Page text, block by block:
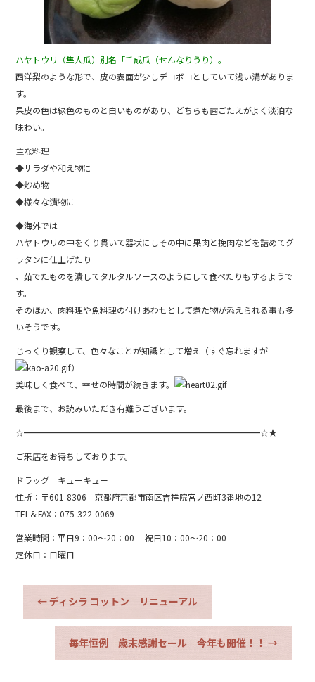
ハヤトウリ（隼人瓜）別名「千成瓜（せんなりうり）。
西洋梨のような形で、皮の表面が少しデコボコとしていて浅い溝がありま
す。
果皮の色は緑色のものと白いものがあり、どちらも歯ごたえがよく淡泊な
味わい。
主な料理
◆サラダや和え物に
◆炒め物
◆様々な漬物に
◆海外では
ハヤトウリの中をくり貫いて器状にしその中に果肉と挽肉などを詰めてグ
ラタンに仕上げたり
、茹でたものを潰してタルタルソースのようにして食べたりもするようで
す。
そのほか、肉料理や魚料理の付けあわせとして煮た物が添えられる事も多
いそうです。
じっくり観察して、色々なことが知識として増え（すぐ忘れますが
）
美味しく食べて、幸せの時間が続きます。
最後まで、お読みいただき有難うございます。
☆━━━━━━━━━━━━━━━━━━━━━━━━━━━━☆★
ご来店をお待ちしております。
ドラッグ キューキュー
住所：〒601-8306 京都府京都市南区吉祥院宮ノ西町3番地の12
TEL＆FAX：075-322-0069
営業時間：平日9：00～20：00 祝日10：00～20：00
定休日：日曜日
←ディシラ コットン リニューアル
毎年恒例 歳末感謝セール 今年も開催！！ →